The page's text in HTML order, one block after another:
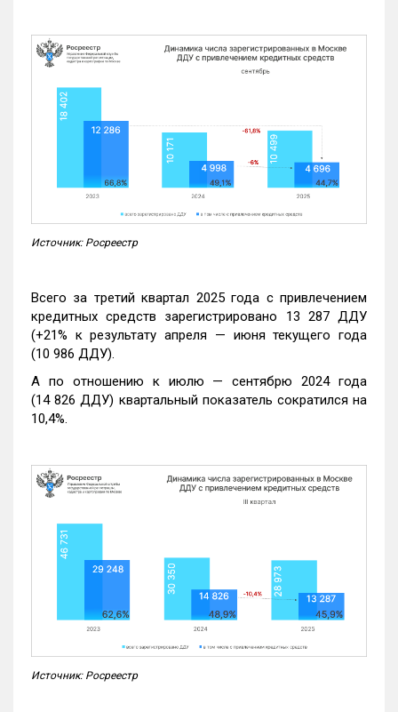
Источник: Росреестр
Всего за третий квартал 2025 года с привлечением
кредитных средств зарегистрировано 13 287 ДДУ
(+21% к результату апреля — июня текущего года
(10 986 ДДУ).
А по отношению к июлю — сентябрю 2024 года
(14 826 ДДУ) квартальный показатель сократился на
10,4%.
Источник: Росреестр